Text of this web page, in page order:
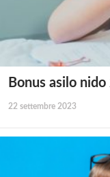
Bonus asilo
22 settembre 2023